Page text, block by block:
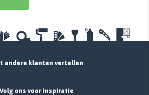
andere klanten vertellen
Volg ons voor inspiratie